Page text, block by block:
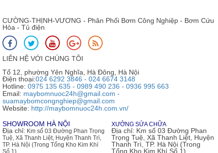
CƯỜNG-THỊNH-VƯƠNG - Phân Phối Bơm Công Nghiệp - Bơm Cứu
Hỏa - Tủ điện
LIÊN HỆ VỚI CHÚNG TÔI
Tổ 12, phường Yên Nghĩa, Hà Đông, Hà Nội
Điện thoại:024 6292 3846 - 024 6674 3148
Hotline: 0975 135 635 - 0989 490 236 - 0936 995 663
Email: maybomnuoc24h@gmail.com -
suamaybomcongnghiep@gmail.com
Website: http://maybomnuoc24h.com.vn/
SHOWROOM HÀ NỘI
Địa chỉ: Km số 03 Đường Phan Trọng
Tuệ, Xã Thanh Liệt, Huyện Thanh Trì,
TP. Hà Nội (Trong Tổng Kho Kim Khí
Số 1)
XƯỞNG SỬA CHỮA
Địa chỉ: Km số 03 Đường Phan
Trọng Tuệ, Xã Thanh Liệt, Huyện
Thanh Trì, TP. Hà Nội (Trong
Tổng Kho Kim Khí Số 1)